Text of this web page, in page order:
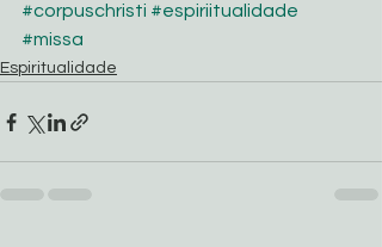
#corpuschristi #espiriitualidade
#missa
Espiritualidade